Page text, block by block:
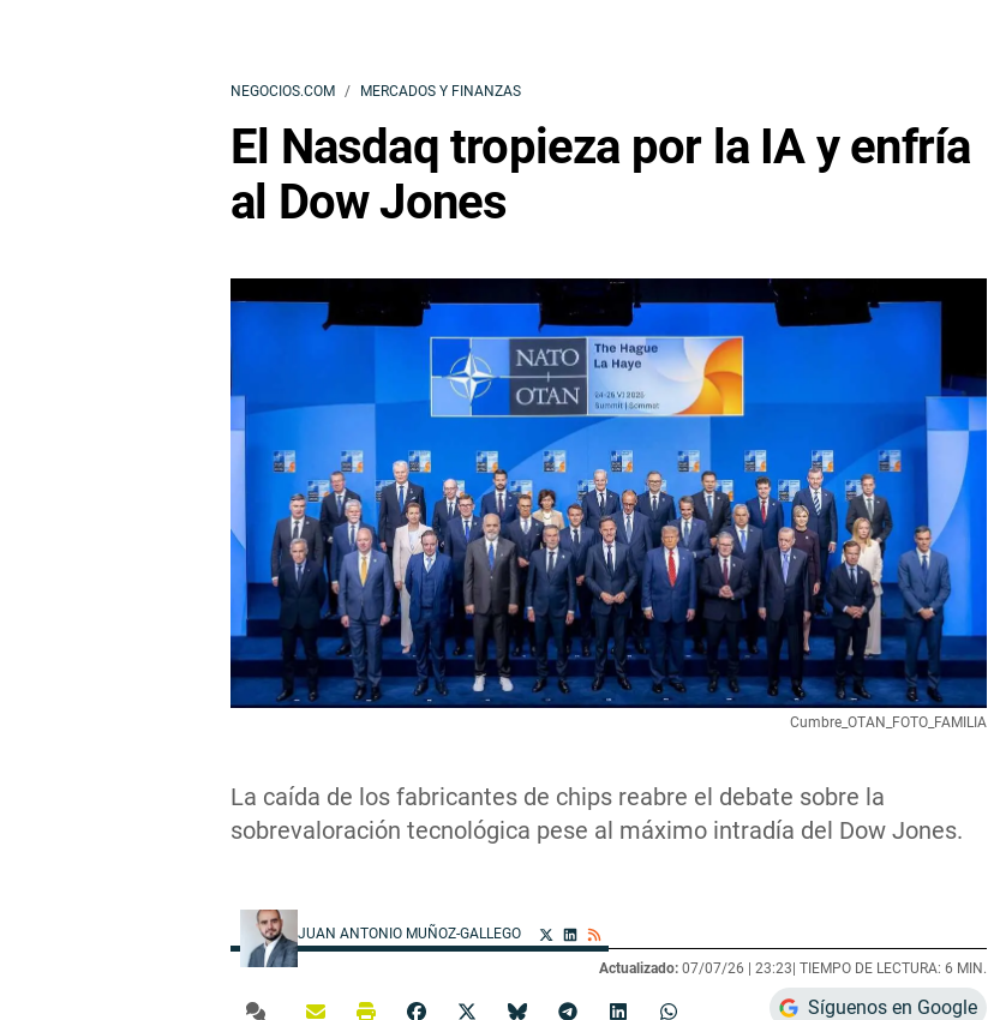
NEGOCIOS.COM MERCADOS Y FINANZAS
El Nasdaq tropieza por la IA y enfría
al Dow Jones
La caída de los fabricantes de chips reabre el debate sobre la
sobrevaloración tecnológica pese al máximo intradía del Dow Jones.
Cumbre_OTAN_FOTO_FAMILIA
JUAN ANTONIO MUÑOZ-GALLEGO
Actualizado: 07/07/26 | 23:23 | TIEMPO DE LECTURA: 6 MIN.
Síguenos en Google